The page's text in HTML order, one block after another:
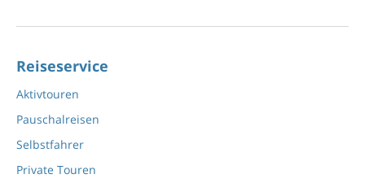
Reiseservice
Aktivtouren
Pauschalreisen
Selbstfahrer
Private Touren